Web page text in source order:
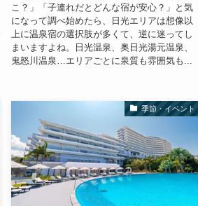
こ？」「子連れだとどんな宿が安心？」と気
になって調べ始めたら、日光エリアは想像以
上に温泉宿の選択肢が多くて、逆に迷ってし
まいますよね。日光温泉、奥日光湯元温泉、
鬼怒川温泉…エリアごとに泉質も雰囲気も...
季節・イベント